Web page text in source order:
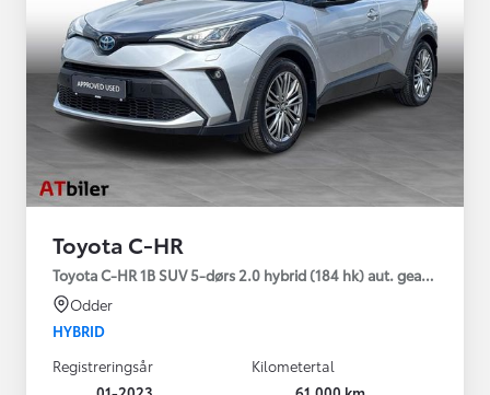
Toyota C-HR
Toyota C-HR 1B SUV 5-dørs 2.0 hybrid (184 hk) aut. gear C-HIC
Odder
HYBRID
Registreringsår
Kilometertal